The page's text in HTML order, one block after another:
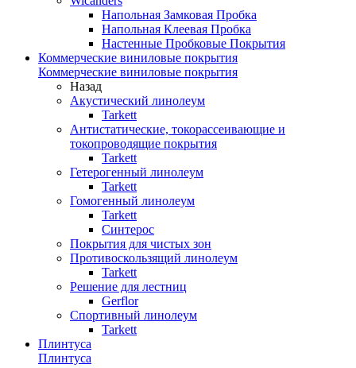
Напольная Замковая Пробка
Напольная Клеевая Пробка
Настенные Пробковые Покрытия
Коммерческие виниловые покрытия
Коммерческие виниловые покрытия
Назад
Акустический линолеум
Tarkett
Антистатические, токорассеивающие и
токопроводящие покрытия
Tarkett
Гетерогенный линолеум
Tarkett
Гомогенный линолеум
Tarkett
Синтерос
Покрытия для чистых зон
Противоскользящий линолеум
Tarkett
Решение для лестниц
Gerflor
Спортивный линолеум
Tarkett
Плинтуса
Плинтуса